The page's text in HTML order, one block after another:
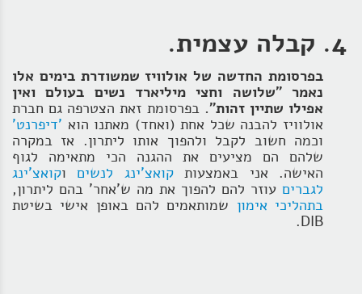
4. קבלה עצמית.
בפרסומת החדשה של אולוויז שמשודרת בימים אלו
נאמר "שלושה וחצי מיליארד נשים בעולם ואין
אפילו שתיין זהות". בפרסומת זאת הצטרפה גם חברת
אולוויז להבנה שכל אחת (ואחד) מאתנו הוא 'דיפרנט'
וכמה חשוב לקבל ולהפוך אותו ליתרון. אז במקרה
שלהם הם מציעים את ההגנה הכי מתאימה לגוף
האישה. אני באמצעותקואצ'ינג לנשיםוקואצ'ינג
לגברים עוזר להם להפוך את מה ש'אחר' בהם ליתרון,
בתהליכי אימון שמותאמים להם באופן אישי בשיטת
DIB.